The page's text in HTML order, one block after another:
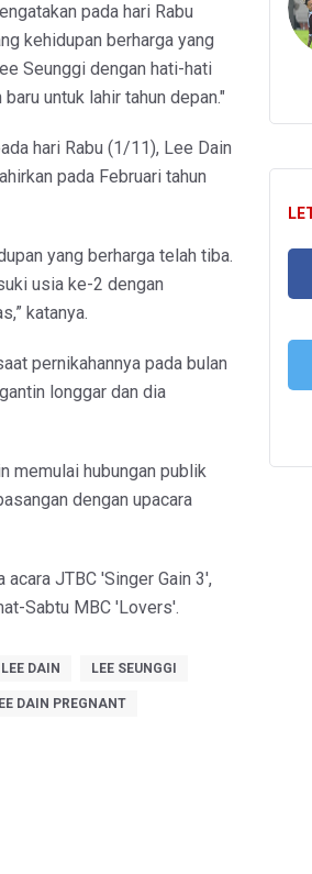
pada hari Rabu
kehidupan berharga yang
Seunggi dengan hati-hati
untuk lahir tahun depan."
hari Rabu (1/11), Lee Dain
pada Februari tahun
yang berharga telah tiba.
usia ke-2 dengan
katanya.
pernikahannya pada bulan
longgar dan dia
memulai hubungan publik
dengan upacara
JTBC 'Singer Gain 3',
Sabtu MBC 'Lovers'.
DAIN LEE SEUNGGI
DAIN PREGNANT